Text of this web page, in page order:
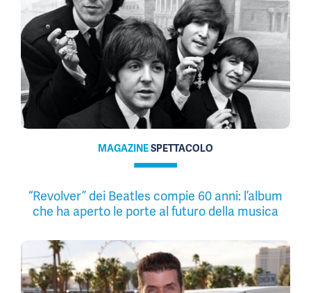
MAGAZINESPETTACOLO
“Revolver” dei Beatles compie 60 anni: l’album
che ha aperto le porte al futuro della musica